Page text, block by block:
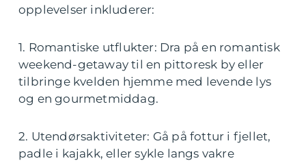
opplevelser inkluderer:
1. Romantiske utflukter: Dra på en romantisk
weekend-getaway til en pittoresk by eller
tilbringe kvelden hjemme med levende lys
og en gourmetmiddag.
2. Utendørsaktiviteter: Gå på fottur i fjellet,
padle i kajakk, eller sykle langs vakre